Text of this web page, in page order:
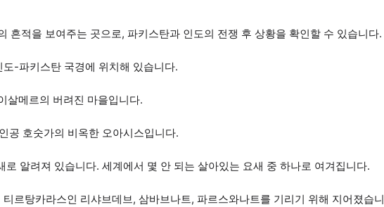
흔적을 보여주는 곳으로, 파키스탄과 인도의 전쟁 후 상황을 확인할 수 있습니다.
-파키스탄 국경에 위치해 있습니다.
살메르의 버려진 마을입니다.
공 호숫가의 비옥한 오아시스입니다.
로 알려져 있습니다. 세계에서 몇 안 되는 살아있는 요새 중 하나로 여겨집니다.
르탕카라스인 리샤브데브, 삼바브나트, 파르스와나트를 기리기 위해 지어졌습니